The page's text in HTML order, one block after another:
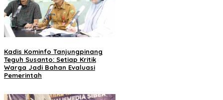
Kadis Kominfo Tanjungpinang
Teguh Susanto: Setiap Kritik
Warga Jadi Bahan Evaluasi
Pemerintah